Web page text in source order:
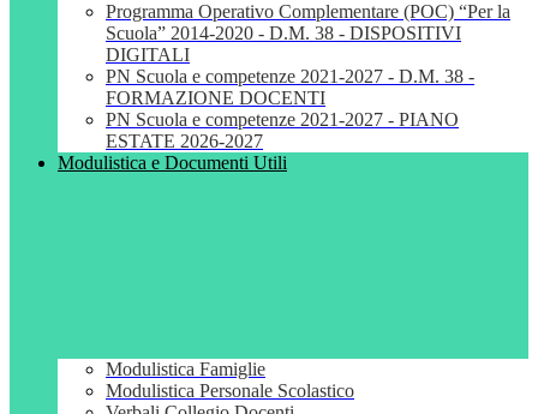
Programma Operativo Complementare (POC) “Per la
Scuola” 2014-2020 - D.M. 38 - DISPOSITIVI
DIGITALI
PN Scuola e competenze 2021-2027 - D.M. 38 -
FORMAZIONE DOCENTI
PN Scuola e competenze 2021-2027 - PIANO
ESTATE 2026-2027
Modulistica e Documenti Utili
Modulistica Famiglie
Modulistica Personale Scolastico